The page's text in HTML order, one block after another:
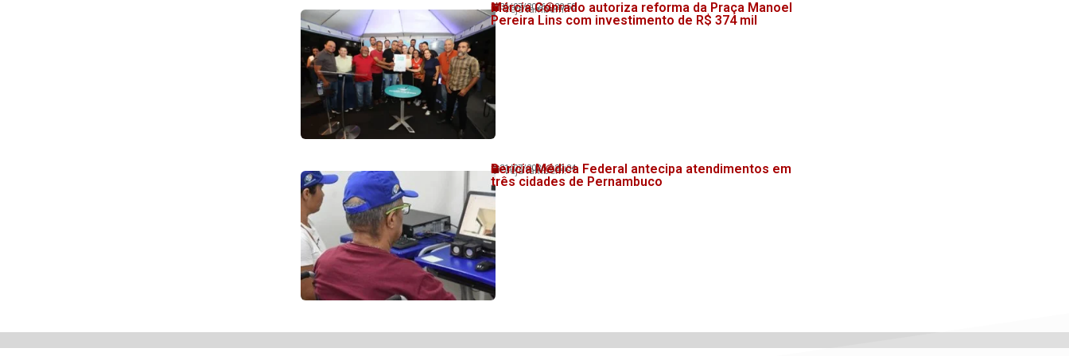
💬 Veja também!
31/07/2026 20:58
Márcia Conrado autoriza reforma da Praça Manoel
Pereira Lins com investimento de R$ 374 mil
💬 Veja também!
31/07/2026 20:34
Perícia Médica Federal antecipa atendimentos em
três cidades de Pernambuco